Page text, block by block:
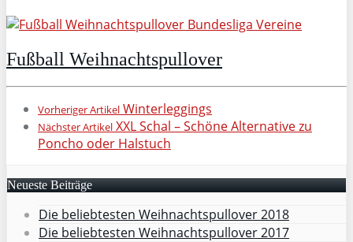
Fußball Weihnachtspullover
Vorheriger Artikel Winterleggings
Nächster Artikel XXL Schal – Schöne Alternative zu
Poncho oder Halstuch
Neueste Beiträge
Die beliebtesten Weihnachtspullover 2018
Die beliebtesten Weihnachtspullover 2017